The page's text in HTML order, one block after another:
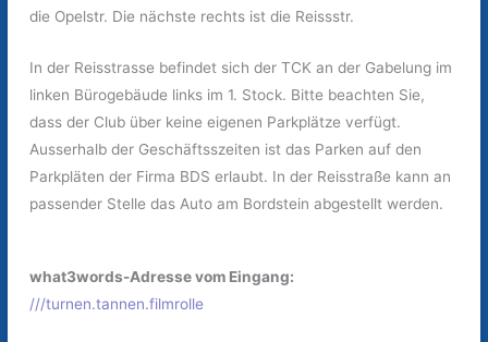
die Opelstr. Die nächste rechts ist die Reissstr.
In der Reisstrasse befindet sich der TCK an der Gabelung im
linken Bürogebäude links im 1. Stock. Bitte beachten Sie,
dass der Club über keine eigenen Parkplätze verfügt.
Ausserhalb der Geschäftsszeiten ist das Parken auf den
Parkpläten der Firma BDS erlaubt. In der Reisstraße kann an
passender Stelle das Auto am Bordstein abgestellt werden.
what3words-Adresse vom Eingang:
///turnen.tannen.filmrolle